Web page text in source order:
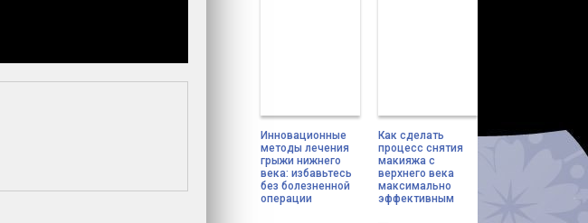
Инновационные
методы лечения
грыжи нижнего
века: избавьтесь
без болезненной
операции
Как сделать
процесс снятия
макияжа с
верхнего века
максимально
эффективным